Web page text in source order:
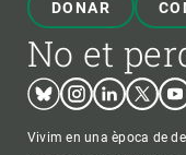
DONAR
No et
BlueskyInstagram
LinkedinTwitter
Vivim en una època de